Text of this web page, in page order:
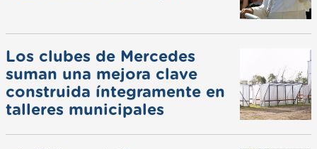
Los clubes de Mercedes
suman una mejora clave
construida íntegramente en
talleres municipales